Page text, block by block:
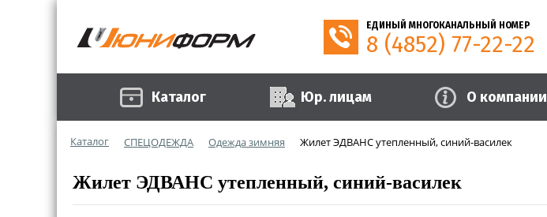
ЕДИНЫЙ МНОГОКАНАЛЬНЫЙ НОМЕР
8 (4852) 77-22-22
Каталог Юр. лицам О компании
Каталог СПЕЦОДЕЖДА Одежда зимняя Жилет ЭДВАНС утепленный, синий-василек
Жилет ЭДВАНС утепленный, синий-василек